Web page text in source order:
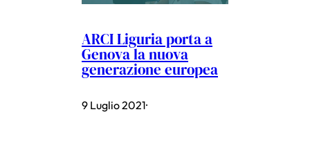
ARCI Liguria porta a
Genova la nuova
generazione europea
9 Luglio 2021·